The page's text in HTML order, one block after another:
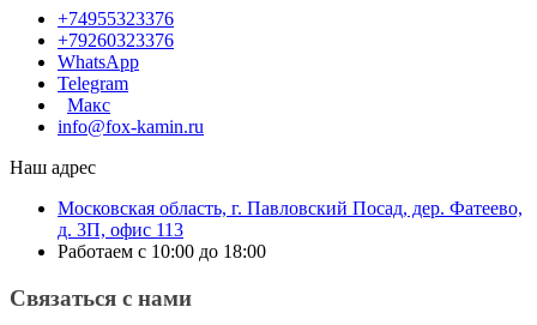
+74955323376
+79260323376
WhatsApp
Telegram
Макс
info@fox-kamin.ru
Наш адрес
Московская область, г. Павловский Посад, дер. Фатеево,
д. 3П, офис 113
Работаем с 10:00 до 18:00
Связаться с нами